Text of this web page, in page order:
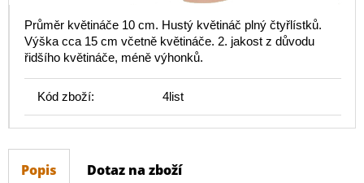
Průměr květináče 10 cm. Hustý květináč plný čtyřlístků.
Výška cca 15 cm včetně květináče. 2. jakost z důvodu
řidšího květináče, méně výhonků.
Kód zboží: 4list
Popis Dotaz na zboží